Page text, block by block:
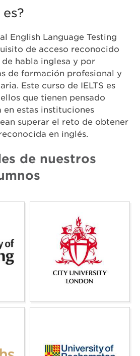
English Language Testing
de acceso reconocido
habla inglesa y por
de formación profesional y
Este curso de IELTS es
que tienen pensado
en estas instituciones
superar el reto de obtener
en inglés.
de nuestros